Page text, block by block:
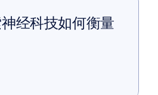
经科技如何衡量